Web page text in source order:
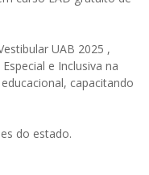
UAB 2025 ,
e Inclusiva na
capacitando
do estado.